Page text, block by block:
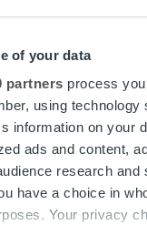
of your data
partners process
using
information on your
ads and content,
research and
have a choice in
Your privacy
laskujen käsittely voi
Posti on
Ropo
tai
(yritysasiakas),